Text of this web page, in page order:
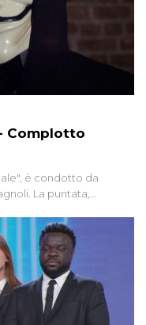
Complotto
è condotto da
La puntata,
dei sospetti
anni hanno invaso
e immaginario collettivo.